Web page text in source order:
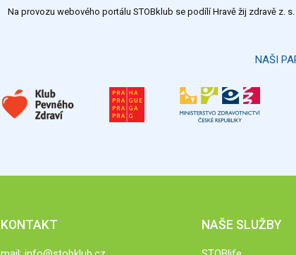
Na provozu webového portálu STOBklub se podílí Hravě žij zdravě z.
NAŠI
KONTAKT NAŠE SLUŽBY